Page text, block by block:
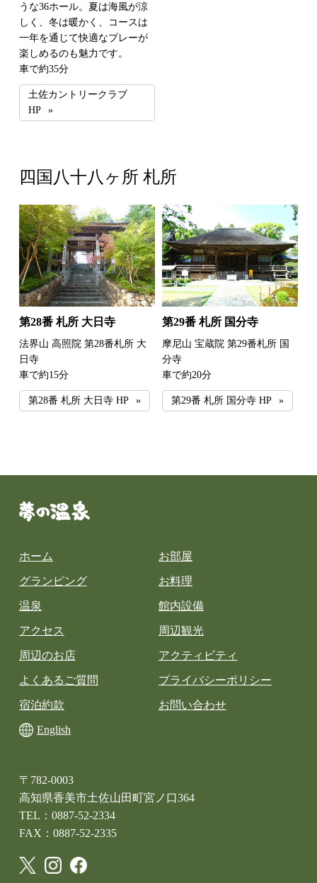
うな36ホール。夏は海風が涼
しく、冬は暖かく、コースは
一年を通じて快適なプレーが
楽しめるのも魅力です。
車で約35分
土佐カントリークラブ
HP
四国八十八ヶ所 札所
第28番 札所 大日寺
法界山 高照院 第28番札所 大
日寺
車で約15分
第28番 札所 大日寺 HP
第29番 札所 国分寺
摩尼山 宝蔵院 第29番札所 国
分寺
車で約20分
第29番 札所 国分寺 HP
〒782-0003
高知県香美市土佐山田町宮ノ口364
TEL：0887-52-2334
FAX：0887-52-2335
ホーム お部屋
グランピング お料理
温泉 館内設備
アクセス 周辺観光
周辺のお店 アクティビティ
よくあるご質問 プライバシーポリシー
宿泊約款 お問い合わせ
English